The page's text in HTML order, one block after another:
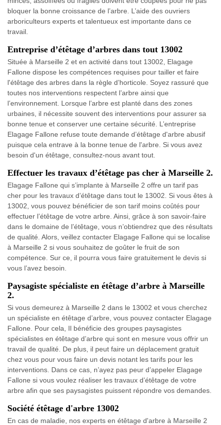
bloquer la bonne croissance de l’arbre. L’aide des ouvriers
arboriculteurs experts et talentueux est importante dans ce
travail.
Entreprise d’étêtage d’arbres dans tout 13002
Située à Marseille 2 et en activité dans tout 13002, Elagage
Fallone dispose les compétences requises pour tailler et faire
l'étêtage des arbres dans la règle d’horticole. Soyez rassuré que
toutes nos interventions respectent l’arbre ainsi que
l’environnement. Lorsque l’arbre est planté dans des zones
urbaines, il nécessite souvent des interventions pour assurer sa
bonne tenue et conserver une certaine sécurité. L’entreprise
Elagage Fallone refuse toute demande d’étêtage d'arbre abusif
puisque cela entrave à la bonne tenue de l'arbre. Si vous avez
besoin d'un étêtage, consultez-nous avant tout.
Effectuer les travaux d’étêtage pas cher à Marseille 2.
Elagage Fallone qui s’implante à Marseille 2 offre un tarif pas
cher pour les travaux d’étêtage dans tout le 13002. Si vous êtes à
13002, vous pouvez bénéficier de son tarif moins coûtés pour
effectuer l’étêtage de votre arbre. Ainsi, grâce à son savoir-faire
dans le domaine de l’étêtage, vous n’obtiendrez que des résultats
de qualité. Alors, veillez contacter Elagage Fallone qui se localise
à Marseille 2 si vous souhaitez de goûter le fruit de son
compétence. Sur ce, il pourra vous faire gratuitement le devis si
vous l’avez besoin.
Paysagiste spécialiste en étêtage d’arbre à Marseille
2.
Si vous demeurez à Marseille 2 dans le 13002 et vous cherchez
un spécialiste en étêtage d’arbre, vous pouvez contacter Elagage
Fallone. Pour cela, Il bénéficie des groupes paysagistes
spécialistes en étêtage d’arbre qui sont en mesure vous offrir un
travail de qualité. De plus, il peut faire un déplacement gratuit
chez vous pour vous faire un devis notant les tarifs pour les
interventions. Dans ce cas, n’ayez pas peur d’appeler Elagage
Fallone si vous voulez réaliser les travaux d’étêtage de votre
arbre afin que ses paysagistes puissent répondre vos demandes.
Société étêtage d'arbre 13002
En cas de maladie, nos experts en étêtage d'arbre à Marseille 2